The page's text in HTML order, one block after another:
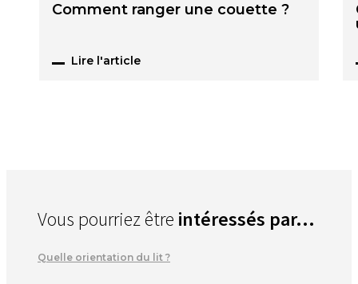
Comment ranger une couette ?
Lire l'article
Vous pourriez être intéressés par...
Quelle orientation du lit ?